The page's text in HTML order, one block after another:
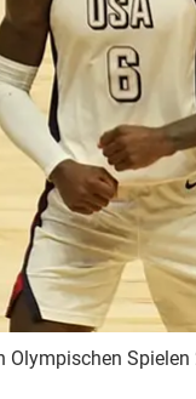
Olympischen